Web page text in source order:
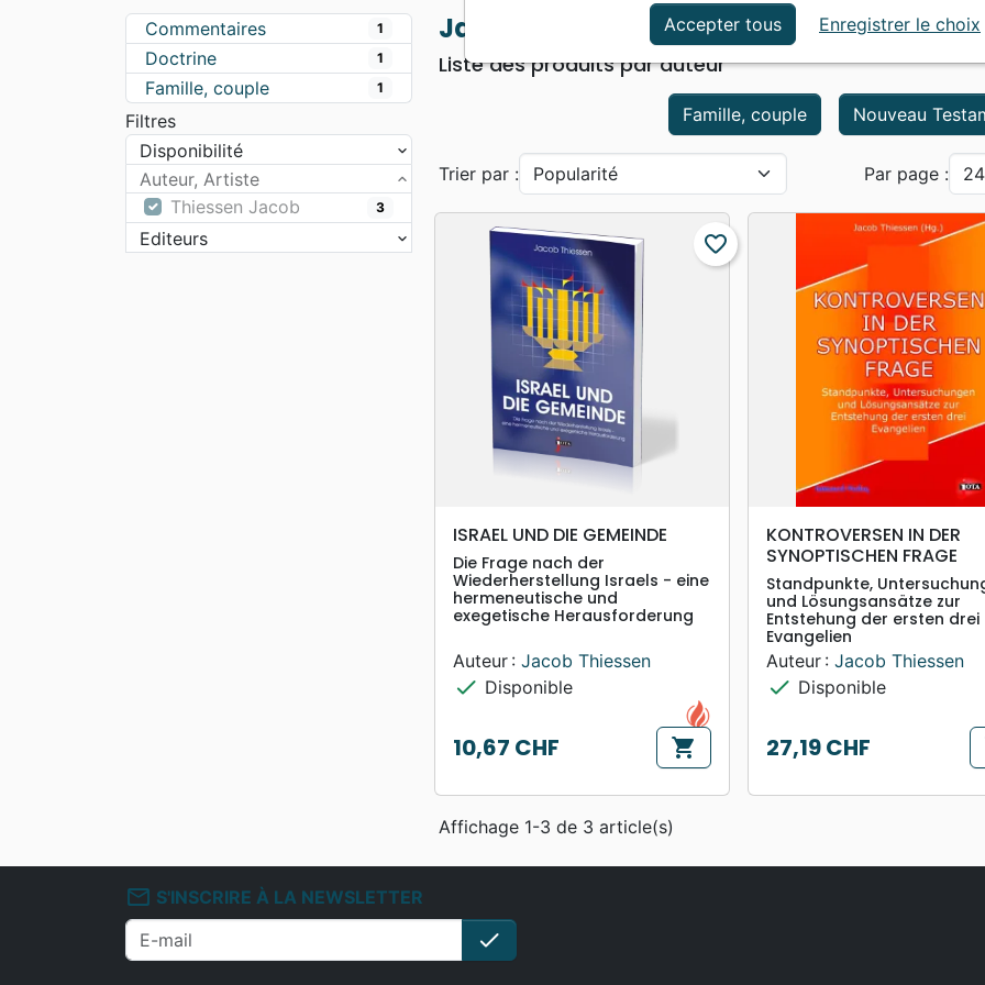
Apologétique
Formation
Événements actuels
Commentaires 1
Doctrine 1
Famille, couple 1
Filtres
Disponibilité
Auteur, Artiste
Thiessen Jacob
3
Editeurs
Jacob Thiessen
Liste des produits par auteur
Famille, couple Nouveau
Trier par : Par page :
searchAPERÇU RAPIDE
favorite_border
ISRAEL UND DIE GEMEINDE
Die Frage nach der
Wiederherstellung Israels - eine
hermeneutische und
exegetische Herausforderung
Auteur : Jacob Thiessen
check Disponible
Prix
10,67 CHF shopping_cart
searchAPERÇU RAPIDE
KONTROVERSEN IN DER
SYNOPTISCHEN FRAGE
Standpunkte,
und Lösungsansätze zur
Entstehung der ersten drei
Evangelien
Auteur : Jacob Thiessen
check Disponible
Prix
27,19 CHF
Affichage 1-3 de 3 article(s)
mail_outline S'INSCRIRE À LA NEWSLETTER
check
Accepter tous Enregistrer le choix